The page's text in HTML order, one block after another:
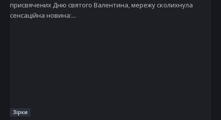
присвячених Дню святого Валентина, мережу сколихнула
сенсаційна новина:...
Зірки